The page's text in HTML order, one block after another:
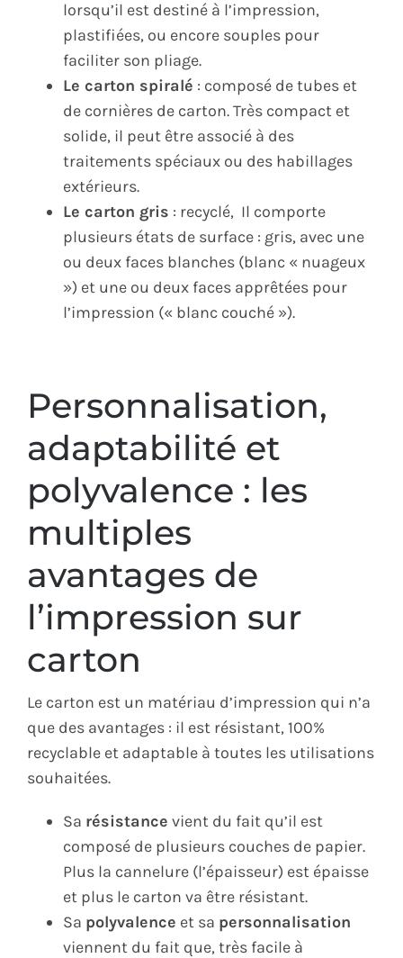
lorsqu’il est destiné à l’impression,
plastifiées, ou encore souples pour
faciliter son pliage.
Le carton spiralé : composé de tubes et
de cornières de carton. Très compact et
solide, il peut être associé à des
traitements spéciaux ou des habillages
extérieurs.
Le carton gris : recyclé, Il comporte
plusieurs états de surface : gris, avec une
ou deux faces blanches (blanc « nuageux
») et une ou deux faces apprêtées pour
l’impression (« blanc couché »).
Personnalisation,
adaptabilité et
polyvalence : les
multiples
avantages de
l’impression sur
carton
Le carton est un matériau d’impression qui n’a
que des avantages : il est résistant, 100%
recyclable et adaptable à toutes les utilisations
souhaitées.
Sa résistance vient du fait qu’il est
composé de plusieurs couches de papier.
Plus la cannelure (l’épaisseur) est épaisse
et plus le carton va être résistant.
Sa polyvalence et sa personnalisation
viennent du fait que, très facile à